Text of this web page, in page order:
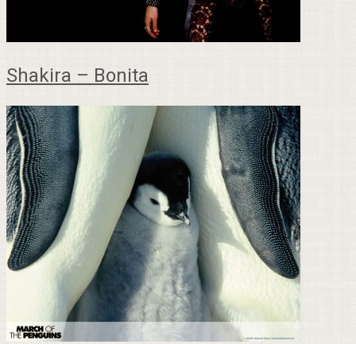
Shakira – Bonita